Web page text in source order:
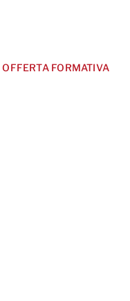
OFFERTA FORMATIVA